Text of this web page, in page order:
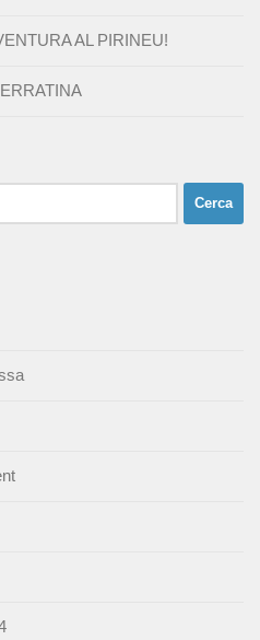
AL PIRINEU!